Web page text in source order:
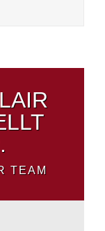
TEAM